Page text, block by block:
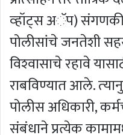
व्‍हॉट्स अॅप)
पोलीसांचे जनतेशी
विश्‍वासाचे रहावे
राबविण्‍यात आले.
पोलीस अधिकारी,
संबंधाने प्रत्येक